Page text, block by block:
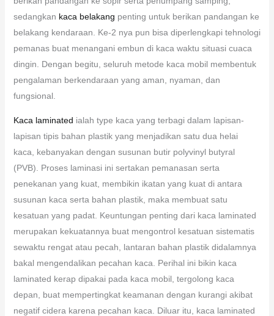
sedangkan kaca belakang penting untuk berikan pandangan ke
belakang kendaraan. Ke-2 nya pun bisa diperlengkapi tehnologi
pemanas buat menangani embun di kaca waktu situasi cuaca
dingin. Dengan begitu, seluruh metode kaca mobil membentuk
pengalaman berkendaraan yang aman, nyaman, dan
fungsional.
Kaca laminated ialah type kaca yang terbagi dalam lapisan-
lapisan tipis bahan plastik yang menjadikan satu dua helai
kaca, kebanyakan dengan susunan butir polyvinyl butyral
(PVB). Proses laminasi ini sertakan pemanasan serta
penekanan yang kuat, membikin ikatan yang kuat di antara
susunan kaca serta bahan plastik, maka membuat satu
kesatuan yang padat. Keuntungan penting dari kaca laminated
merupakan kekuatannya buat mengontrol kesatuan sistematis
sewaktu rengat atau pecah, lantaran bahan plastik didalamnya
bakal mengendalikan pecahan kaca. Perihal ini bikin kaca
laminated kerap dipakai pada kaca mobil, tergolong kaca
depan, buat mempertingkat keamanan dengan kurangi akibat
negatif cidera karena pecahan kaca. Diluar itu, kaca laminated